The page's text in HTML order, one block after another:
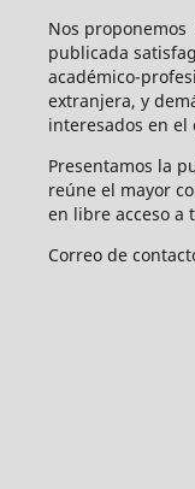
Nos
publicada
académico-
extranjera, y
interesados en
Presentamos la
reúne el mayor
en libre acceso a
Correo de